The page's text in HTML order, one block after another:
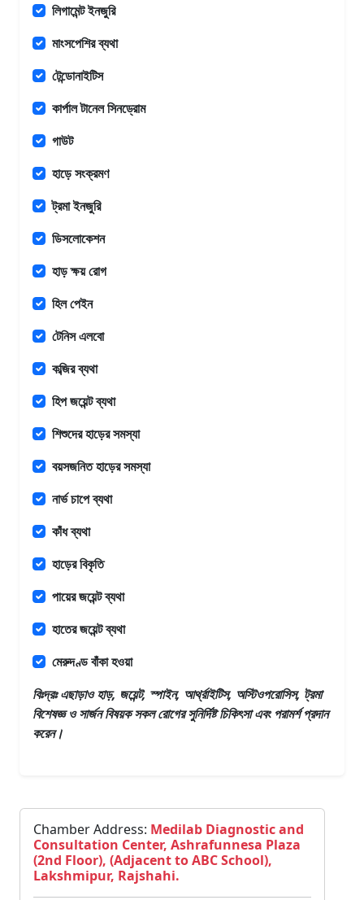
লিগামেন্ট ইনজুরি
মাংসপেশির ব্যথা
টেন্ডোনাইটিস
কার্পাল টানেল সিনড্রোম
গাউট
হাড়ে সংক্রমণ
ট্রমা ইনজুরি
ডিসলোকেশন
হাড় ক্ষয় রোগ
হিল পেইন
টেনিস এলবো
কব্জির ব্যথা
হিপ জয়েন্ট ব্যথা
শিশুদের হাড়ের সমস্যা
বয়সজনিত হাড়ের সমস্যা
নার্ভ চাপে ব্যথা
কাঁধ ব্যথা
হাড়ের বিকৃতি
পায়ের জয়েন্ট ব্যথা
হাতের জয়েন্ট ব্যথা
মেরুদণ্ড বাঁকা হওয়া
বিঃদ্রঃ এছাড়াওহাড়, জয়েন্ট, স্পাইন, আর্থ্রাইটিস, অস্টিওপরোসিস, ট্রমা
বিশেষজ্ঞ ও সার্জনবিষয়ক সকল রোগের সুনির্দিষ্ট চিকিৎসা এবং পরামর্শ প্রদান
করেন।
Chamber Address: Medilab Diagnostic and
Consultation Center, Ashrafunnesa Plaza
(2nd Floor), (Adjacent to ABC School),
Lakshmipur, Rajshahi.